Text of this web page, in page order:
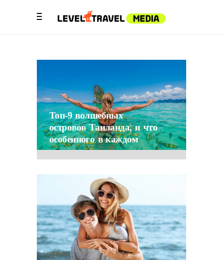
Топ-9 волшебных
островов Таиланда, и что
особенного в каждом